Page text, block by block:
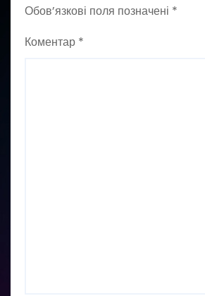
Обов’язкові поля позначені *
Коментар *